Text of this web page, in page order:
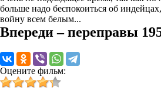
больше надо беспокоиться об
войну всем белым...
Впереди – переправы
Оцените фильм: